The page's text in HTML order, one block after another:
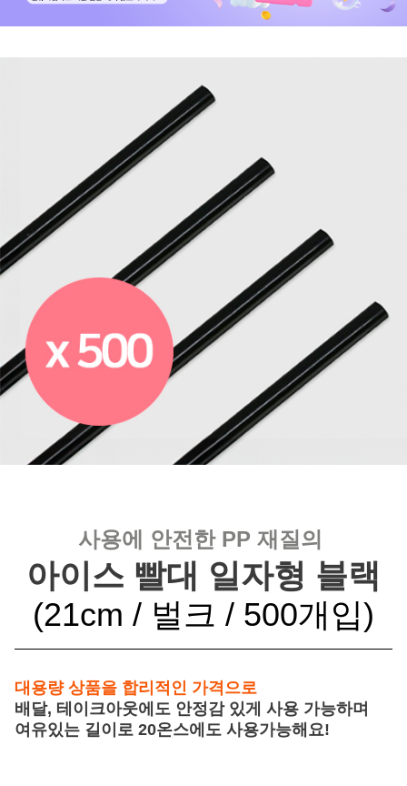
사용에 안전한 PP 재질의
아이스 빨대 일자형 블랙
(21cm / 벌크 / 500개입)
대용량 상품을 합리적인 가격으로
배달, 테이크아웃에도 안정감 있게 사용 가능하며
여유있는 길이로 20온스에도 사용가능해요!